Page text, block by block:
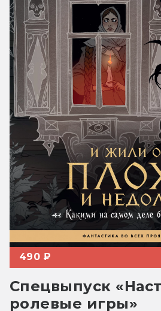
490 ₽
Спецвыпуск
ролевые игры»